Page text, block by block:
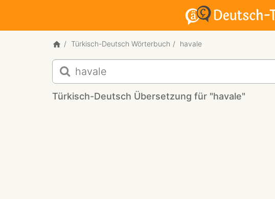
Türkisch-Deutsch Wörterbuch havale
Türkisch-
Deutsch
Übersetzung
für
Türkisch-Deutsch Übersetzung für "havale"